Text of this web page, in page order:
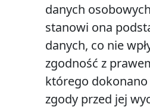
danych
stanowi ona
danych, co nie
zgodność z
którego
zgody przed jej